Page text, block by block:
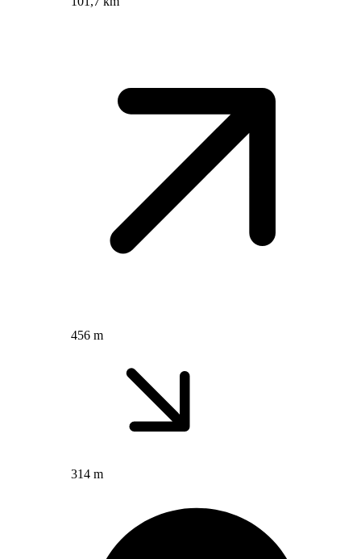
456 m
314 m